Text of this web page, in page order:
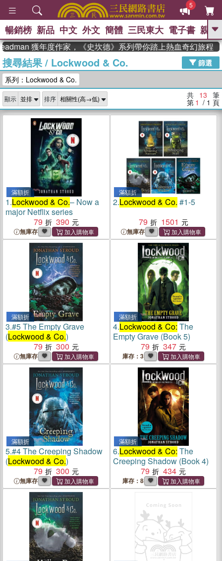
5
GO
熱搜： 東野圭吾 The Odyssey 、
父親節 、 如果歷史是一群喵 、 暑期
念華 、 台灣的李登輝時代 、 數學女
孩：黎曼猜想
偉大的迷走神經
暢銷榜 新品 中文 外文 簡體 三民東大 電子書 親子
獲年度作家，《史坎德》系列帶你踏上熱血奇幻旅程
搜尋結果/ Lockwood & Co.
篩選
系列：Lockwood & Co.
顯示 排序 共 13 筆
第 1 / 1 頁
滿額折
1.Lockwood & Co.– Now a
major Netflix series
79
390
無庫存
滿額折
2.Lockwood & Co. #1-5
79
1501
無庫存
滿額折
3.#5 The Empty Grave
(Lockwood & Co.)
79
300
無庫存
滿額折
4.Lockwood & Co: The
Empty Grave (Book 5)
79
347
庫存：3
滿額折
5.#4 The Creeping Shadow
(Lockwood & Co.)
79
300
無庫存
滿額折
6.Lockwood & Co: The
Creeping Shadow (Book 4)
79
434
庫存：8